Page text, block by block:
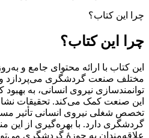
چرا این کتاب؟
چرا این کتاب؟
این کتاب با ارائه محتوای جامع و
مختلف صنعت گردشگری می‌پردازد و
توانمندسازی نیروی انسانی، به
این صنعت کمک می‌کند. تحقیقات
تخصص شغلی نیروی انسانی تأثیر
گردشگری دارد. با بهره‌گیری از این
علاقه‌مندان به حوزۀ گردشگری